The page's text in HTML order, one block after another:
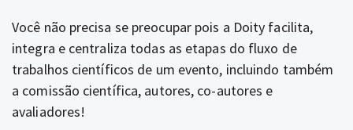
Você não precisa se preocupar pois a Doity facilita,
integra e centraliza todas as etapas do fluxo de
trabalhos científicos de um evento, incluindo também
a comissão científica, autores, co-autores e
avaliadores!